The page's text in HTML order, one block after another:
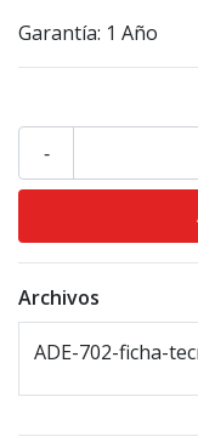
Garantía: 1 Año
-
Archivos
ADE-702-ficha-